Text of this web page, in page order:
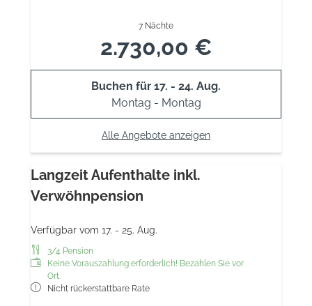
7 Nächte
2.730,00 €
Buchen für 17. - 24. Aug.
Montag - Montag
Alle Angebote anzeigen
Langzeit Aufenthalte inkl.
Verwöhnpension
Verfügbar vom 17. - 25. Aug.
3/4 Pension
Keine Vorauszahlung erforderlich! Bezahlen Sie vor
Ort.
Nicht rückerstattbare Rate